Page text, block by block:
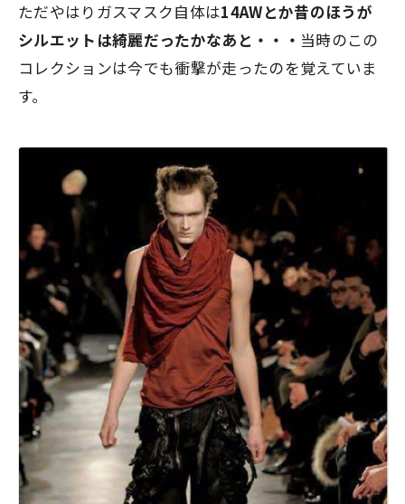
ただやはりガスマスク自体は14AWとか昔のほうが
シルエットは綺麗だったかなあと・・・ 当時のこの
コレクションは今でも衝撃が走ったのを覚えていま
す。